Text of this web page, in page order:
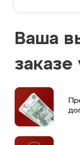
Ваша
заказе